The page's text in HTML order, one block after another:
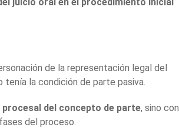
de la representación legal del
la condición de parte pasiva.
del concepto de parte, sino con
del proceso.